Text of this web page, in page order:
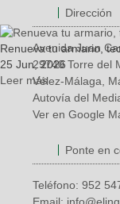
Renueva tu armario,
25 Jun, 2026
Leer más
Dirección
Avenida Juan
29740 Torre del
Vélez-Málaga,
Autovía del
Ver en Google
Ponte en
Teléfono: 952
Email: